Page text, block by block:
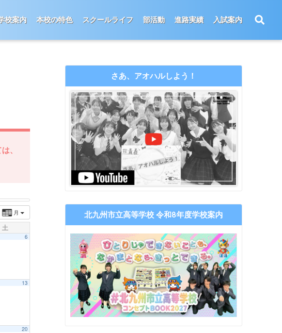
校案内 本校の特色 スクールライフ 部活動 進路実績 入試案内
、
月
土
6
13
20
さあ、アオハルしよう！
北九州市立高等学校 令和8年度学校案内